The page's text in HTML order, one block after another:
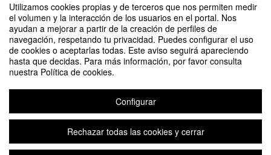
Utilizamos cookies propias y de terceros que nos permiten medir
el volumen y la interacción de los usuarios en el portal. Nos
ayudan a mejorar a partir de la creación de perfiles de
navegación, respetando tu privacidad. Puedes configurar el uso
de cookies o aceptarlas todas. Este aviso seguirá apareciendo
hasta que decidas. Para más información, por favor consulta
nuestra Política de cookies.
Configurar
Rechazar todas las cookies y cerrar
Difunde tu evento poniendo el siguiente código en tu sitio
Jornada de Bienvenida ETSISI para estudiantes de nuevo ingreso
2026/2027
Organizado por Ana Belén Cristóbal / Carlos Roldán